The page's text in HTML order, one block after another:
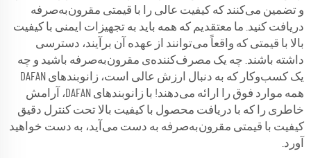
و تضمین می‌کنند که کیفیت عالی را با قیمتی مقرون‌به‌صرفه
دریافت کنید. ما معتقدیم که همه باید به تجهیزات ایمنی با کیفیت
بالا با قیمتی که واقعاً می‌توانند از عهده آن برآیند، دسترسی
داشته باشند. چه یک مصرف‌کننده‌ی مقرون‌به‌صرفه باشید و چه
یک کسب‌وکار که به دنبال ارزش عالی است، زانوبندهای DAFAN
همه موارد فوق را ارائه می‌دهند! با زانوبندهای DAFAN، آرامش
خاطری را که با دریافت محصول با کیفیت بالا تحت کنترل دقیق
کیفیت با قیمتی مقرون‌به‌صرفه به دست می‌آید، به دست خواهید
آورد.